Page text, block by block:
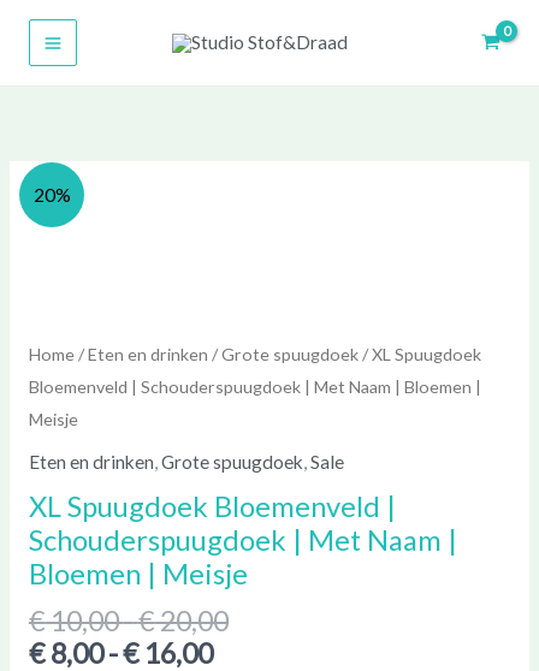
20%
Home/Eten en drinken /Grote spuugdoek/ XL Spuugdoek
Bloemenveld | Schouderspuugdoek | Met Naam | Bloemen |
Meisje
Eten en drinken,Grote spuugdoek,Sale
XL Spuugdoek Bloemenveld |
Schouderspuugdoek | Met Naam |
Bloemen | Meisje
€10,00-€20,00
€8,00-€16,00
XL
Spuugdoek
|
Met
Naam
|
Meisje
aantal